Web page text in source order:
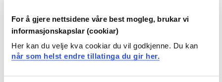
For å gjere nettsidene våre best mogleg, brukar vi
informasjonskapslar (cookiar)
Her kan du velje kva cookiar du vil godkjenne. Du kan
når som helst endre tillatinga du gir her.
Valgfrie emner
FHA318